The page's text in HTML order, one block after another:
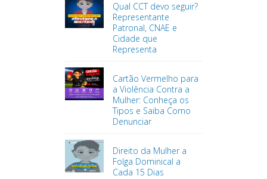
Qual CCT devo seguir?
Representante
Patronal, CNAE e
Cidade que
Representa
Cartão Vermelho para
a Violência Contra a
Mulher: Conheça os
Tipos e Saiba Como
Denunciar
Direito da Mulher a
Folga Dominical a
Cada 15 Dias